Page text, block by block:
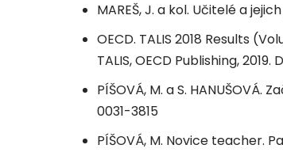
MAREŠ, J. a kol. Učitelé a
OECD. TALIS 2018 Results
TALIS, OECD Publishing,
PÍŠOVÁ, M. a S.
0031-3815
PÍŠOVÁ, M. Novice teacher.